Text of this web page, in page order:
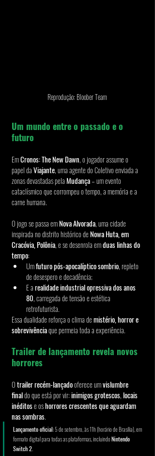
Reprodução: Bloober Team
Um mundo entre o passado e o
futuro
Em Cronos: The New Dawn, o jogador assume o
papel da Viajante, uma agente do Coletivo enviada a
zonas devastadas pela Mudança – um evento
cataclísmico que corrompeu o tempo, a memória e a
carne humana.
O jogo se passa em Nova Alvorada, uma cidade
inspirada no distrito histórico de Nowa Huta, em
Cracóvia, Polônia, e se desenrola em duas linhas do
tempo:
Um futuro pós-apocalíptico sombrio, repleto
de desespero e decadência;
E a realidade industrial opressiva dos anos
80, carregada de tensão e estética
retrofuturista.
Essa dualidade reforça o clima de mistério, horror e
sobrevivência que permeia toda a experiência.
Trailer de lançamento revela novos
horrores
O trailer recém-lançado oferece um vislumbre
final do que está por vir: inimigos grotescos, locais
inéditos e os horrores crescentes que aguardam
nas sombras.
Lançamento oficial: 5 de setembro, às 11h (horário de Brasília), em
formato digital para todas as plataformas, incluindo Nintendo
Switch 2.